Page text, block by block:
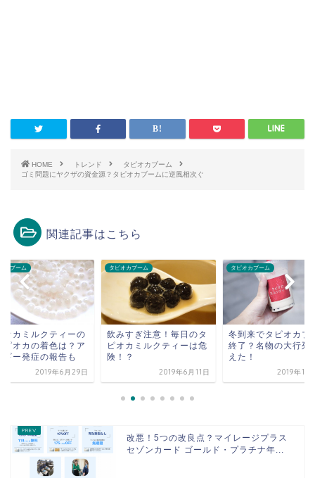
HOME トレンド
タピオカブーム
ゴミ問題にヤクザの資金源？タピオカブームに逆風相次ぐ
関連記事はこちら
カブーム
オカミルクティーの
ピオカの着色は？ア
ギー発症の報告も
2019年6月29日
タピオカブーム
飲みすぎ注意！毎日のタ
ピオカミルクティーは危
険！？
2019年6月11日
タピオカブーム
冬到来でタピオカブ
終了？名物の大行列
えた！
2019年11
改悪！5つの改良点？マイレージプラス
セゾンカード ゴールド・プラチナ年...